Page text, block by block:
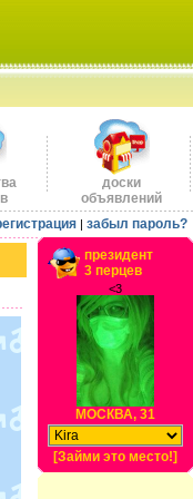
доски
объявлений
| забыл пароль?
президент
3 перцев
<3
МОСКВА, 31
[Займи это место!]